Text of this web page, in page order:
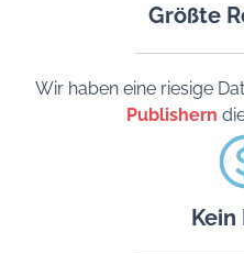
Größte
Wir haben eine riesige
Publishern
Kein